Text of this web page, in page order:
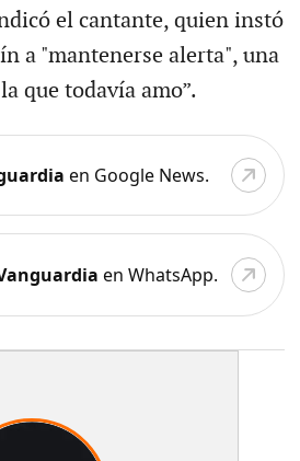
el cantante, quien instó
a "mantenerse alerta", una
que todavía amo”.
en Google News.
en WhatsApp.